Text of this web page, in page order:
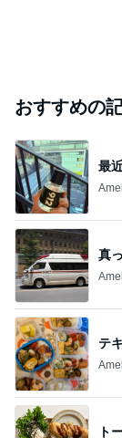
おすすめの
最
真
テ
ト